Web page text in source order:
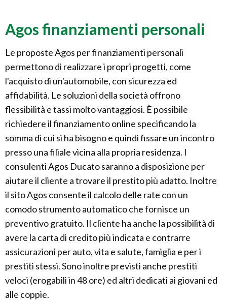
Agos finanziamenti personali
Le proposte Agos per finanziamenti personali
permettono di realizzare i propri progetti, come
l'acquisto di un'automobile, con sicurezza ed
affidabilità. Le soluzioni della società offrono
flessibilità e tassi molto vantaggiosi. È possibile
richiedere il finanziamento online specificando la
somma di cui si ha bisogno e quindi fissare un incontro
presso una filiale vicina alla propria residenza. I
consulenti Agos Ducato saranno a disposizione per
aiutare il cliente a trovare il prestito più adatto. Inoltre
il sito Agos consente il calcolo delle rate con un
comodo strumento automatico che fornisce un
preventivo gratuito. Il cliente ha anche la possibilità di
avere la carta di credito più indicata e contrarre
assicurazioni per auto, vita e salute, famiglia e per i
prestiti stessi. Sono inoltre previsti anche prestiti
veloci (erogabili in 48 ore) ed altri dedicati ai giovani ed
alle coppie.